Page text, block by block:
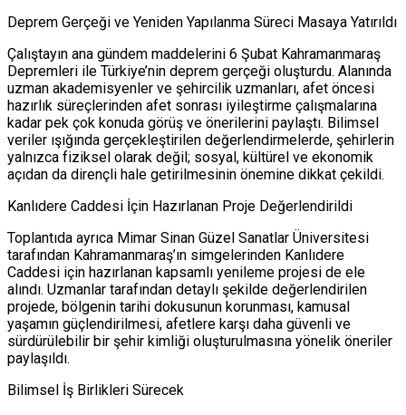
Deprem Gerçeği ve Yeniden Yapılanma Süreci Masaya Yatırıldı
Çalıştayın ana gündem maddelerini 6 Şubat Kahramanmaraş
Depremleri ile Türkiye’nin deprem gerçeği oluşturdu. Alanında
uzman akademisyenler ve şehircilik uzmanları, afet öncesi
hazırlık süreçlerinden afet sonrası iyileştirme çalışmalarına
kadar pek çok konuda görüş ve önerilerini paylaştı. Bilimsel
veriler ışığında gerçekleştirilen değerlendirmelerde, şehirlerin
yalnızca fiziksel olarak değil; sosyal, kültürel ve ekonomik
açıdan da dirençli hale getirilmesinin önemine dikkat çekildi.
Kanlıdere Caddesi İçin Hazırlanan Proje Değerlendirildi
Toplantıda ayrıca Mimar Sinan Güzel Sanatlar Üniversitesi
tarafından Kahramanmaraş’ın simgelerinden Kanlıdere
Caddesi için hazırlanan kapsamlı yenileme projesi de ele
alındı. Uzmanlar tarafından detaylı şekilde değerlendirilen
projede, bölgenin tarihi dokusunun korunması, kamusal
yaşamın güçlendirilmesi, afetlere karşı daha güvenli ve
sürdürülebilir bir şehir kimliği oluşturulmasına yönelik öneriler
paylaşıldı.
Bilimsel İş Birlikleri Sürecek